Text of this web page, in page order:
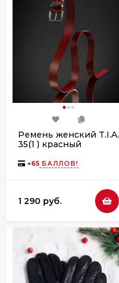
Ремень женский T.I.A.
35(1 ) красный
+65 БАЛЛОВ!
1 290 руб.